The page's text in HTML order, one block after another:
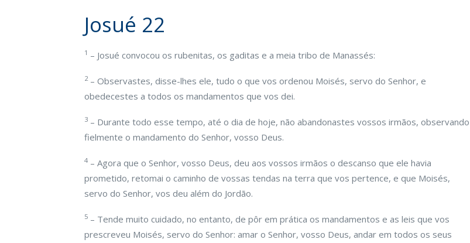
Josué 22
1 – Josué convocou os rubenitas, os gaditas e a meia tribo de Manassés:
2– Observastes, disse-lhes ele, tudo o que vos ordenou Moisés, servo do Senhor, e
obedecestes a todos os mandamentos que vos dei.
3 – Durante todo esse tempo, até o dia de hoje, não abandonastes vossos irmãos, observando
fielmente o mandamento do Senhor, vosso Deus.
4 – Agora que o Senhor, vosso Deus, deu aos vossos irmãos o descanso que ele havia
prometido, retomai o caminho de vossas tendas na terra que vos pertence, e que Moisés,
servo do Senhor, vos deu além do Jordão.
5 – Tende muito cuidado, no entanto, de pôr em prática os mandamentos e as leis que vos
prescreveu Moisés, servo do Senhor: amar o Senhor, vosso Deus, andar em todos os seus